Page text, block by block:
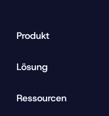
Produkt
Lösung
Ressourcen